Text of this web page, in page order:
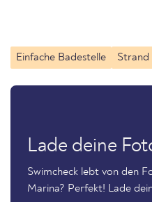
Einfache Badestelle Strand
Lade deine
Swimcheck lebt von den
Marina? Perfekt! Lade